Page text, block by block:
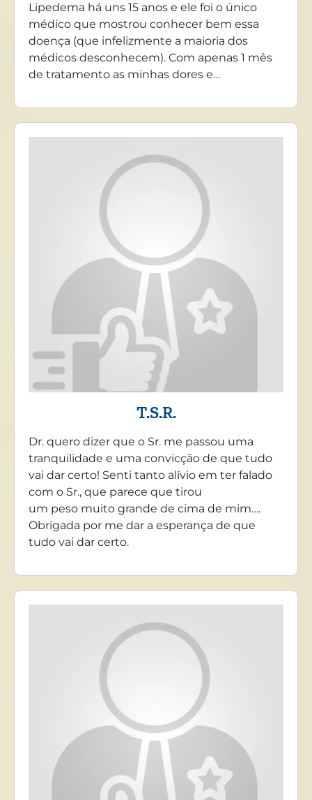
Lipedema há uns 15 anos e ele foi o único
médico que mostrou conhecer bem essa
doença (que infelizmente a maioria dos
médicos desconhecem). Com apenas 1 mês
de tratamento as minhas dores e…
T.S.R.
Dr. quero dizer que o Sr. me passou uma
tranquilidade e uma convicção de que tudo
vai dar certo! Senti tanto alívio em ter falado
com o Sr., que parece que tirou
um peso muito grande de cima de mim….
Obrigada por me dar a esperança de que
tudo vai dar certo.